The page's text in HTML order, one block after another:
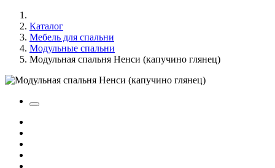
Каталог
Мебель для спальни
Модульные спальни
Модульная спальня Ненси (капучино глянец)